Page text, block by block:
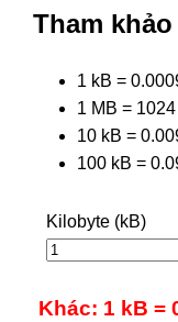
Tham
1 kB =
1 MB =
10 kB =
100 kB =
Kilobyte (kB)
Khác: 1 kB =